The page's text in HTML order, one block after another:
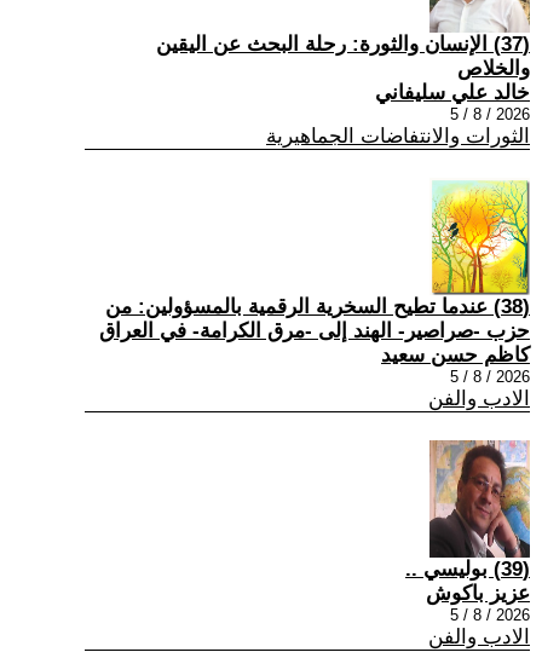
(37) الإنسان والثورة: رحلة البحث عن اليقين
والخلاص
خالد علي سليفاني
2026 / 8 / 5
الثورات والانتفاضات الجماهيرية
(38) عندما تطيح السخرية الرقمية بالمسؤولين: من
حزب -صراصير- الهند إلى -مرق الكرامة- في العراق
كاظم حسن سعيد
2026 / 8 / 5
الادب والفن
(39) بوليسي ..
عزيز باكوش
2026 / 8 / 5
الادب والفن